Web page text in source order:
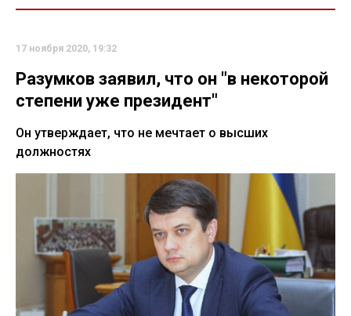
17 ноября 2020, 19:32
Разумков заявил, что он "в некоторой
степени уже президент"
Он утверждает, что не мечтает о высших
должностях